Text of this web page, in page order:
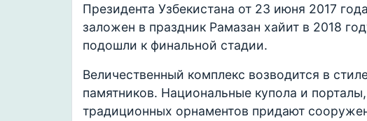
Президента Узбекистана от 23 июня 2017
заложен в праздник Рамазан хайит в 2018
подошли к финальной стадии.
Величественный комплекс возводится в
памятников. Национальные купола и
традиционных орнаментов придают